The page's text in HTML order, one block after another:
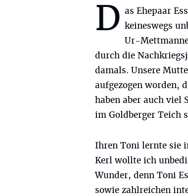
D as Ehepaar
keineswegs
Ur-
durch die
damals. Unsere
aufgezogen worden,
haben aber auch viel
im Goldberger Teich
Ihren Toni lernte sie
Kerl wollte ich
Wunder, denn Toni
sowie zahlreichen